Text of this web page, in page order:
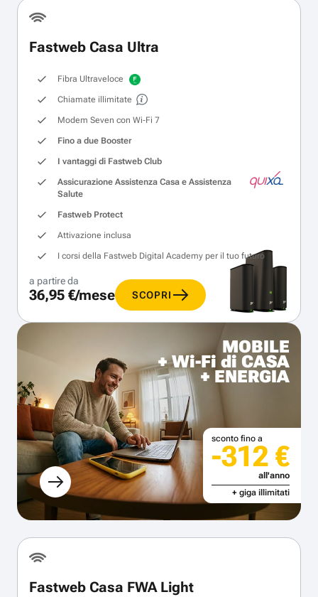
Fastweb Casa Ultra
Fibra Ultraveloce
Chiamate illimitate
Modem Seven con Wi‑Fi 7
Fino a due Booster
I vantaggi di Fastweb Club
Assicurazione Assistenza Casa e Assistenza
Salute
Fastweb Protect
Attivazione inclusa
I corsi della Fastweb Digital Academy per il tuo futuro
a partire da
36,95 €/mese SCOPRI
MOBILE
+ Wi-Fi di CASA
+ ENERGIA
sconto fino a
-312 €
all'anno
+ giga illimitati
Fastweb Casa FWA Light